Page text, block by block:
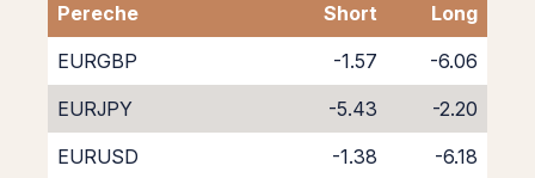
Pereche Short
Long
EURGBP
-1.57
-6.06
EURJPY
-5.43
-2.20
EURUSD
-1.38
-6.18